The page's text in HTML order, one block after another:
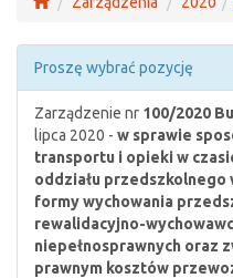
Proszę wybrać pozycję
Zarządzenie nr 100/2020
lipca 2020 - w sprawie
transportu i opieki w
oddziału
formy wychowania
rewalidacyjno-
niepełnosprawnych oraz
prawnym kosztów